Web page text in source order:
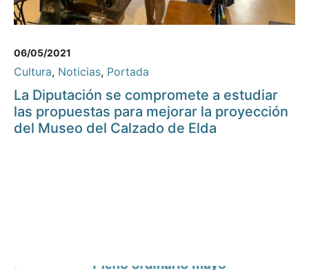
06/05/2021
Cultura, Noticias, Portada
La Diputación se compromete a estudiar
las propuestas para mejorar la proyección
del Museo del Calzado de Elda